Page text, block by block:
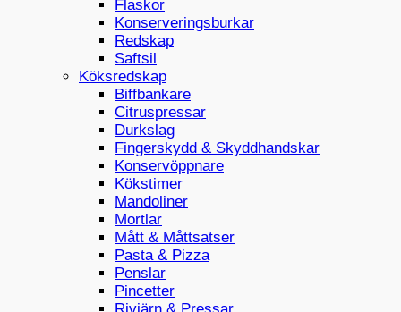
Flaskor
Konserveringsburkar
Redskap
Saftsil
Köksredskap
Biffbankare
Citruspressar
Durkslag
Fingerskydd & Skyddhandskar
Konservöppnare
Kökstimer
Mandoliner
Mortlar
Mått & Måttsatser
Pasta & Pizza
Penslar
Pincetter